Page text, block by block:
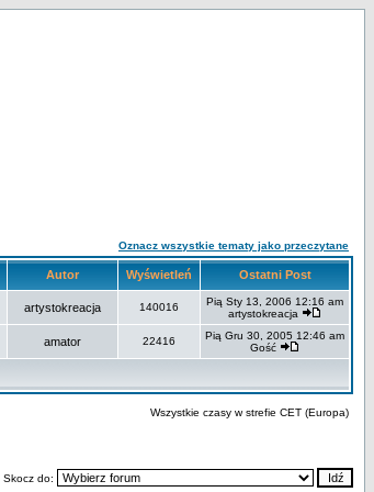
Oznacz wszystkie tematy jako przeczytane
Autor Wyświetleń Ostatni Post
artystokreacja 140016
Pią Sty 13, 2006 12:16 am
artystokreacja
amator 22416
Pią Gru 30, 2005 12:46 am
Gość
Wszystkie czasy w strefie CET (Europa)
Skocz do: